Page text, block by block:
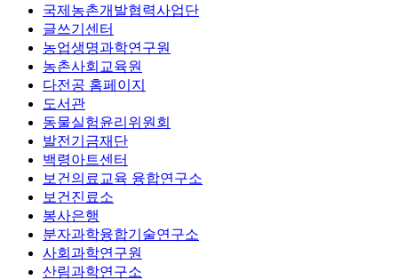
국제농촌개발협력사업단
글쓰기센터
농업생명과학연구원
농촌사회교육원
다전공 홈페이지
도서관
동물실험윤리위원회
발전기금재단
백령아트센터
보건의료교육 융합연구소
보건진료소
봉사은행
분자과학융합기술연구소
사회과학연구원
산림과학연구소